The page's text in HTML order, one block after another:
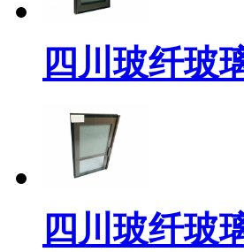
四川玻纤玻
四川玻纤玻